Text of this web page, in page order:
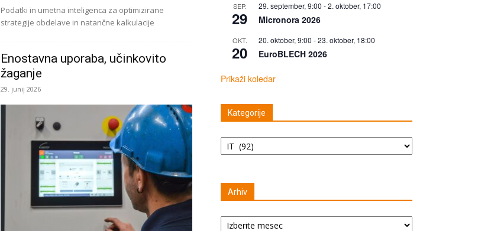
Podatki in umetna inteligenca za optimizirane
strategije obdelave in natančne kalkulacije
Enostavna uporaba, učinkovito
žaganje
29. junij 2026
SEP.
29
29. september, 9:00 -2. oktober, 17:00
Micronora 2026
OKT.
20
20. oktober, 9:00 -23. oktober, 18:00
EuroBLECH 2026
Prikaži koledar
Kategorije
Kategorije
Arhiv
Arhiv